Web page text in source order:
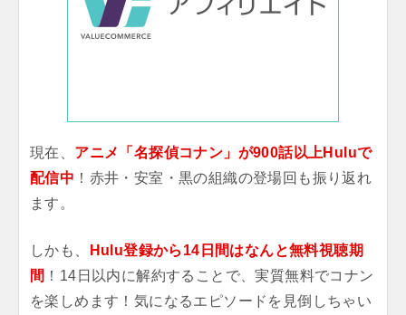
現在、 アニメ「名探偵コナン」が900話以上Huluで
配信中 ！赤井・安室・黒の組織の登場回も振り返れ
ます。
しかも、
Hulu登録から14日間はなんと無料視聴期
間 ！14日以内に解約することで、実質無料でコナン
を楽しめます！気になるエピソードを見倒しちゃい